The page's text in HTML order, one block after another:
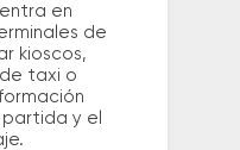
en
de
kioscos,
taxi o
y el